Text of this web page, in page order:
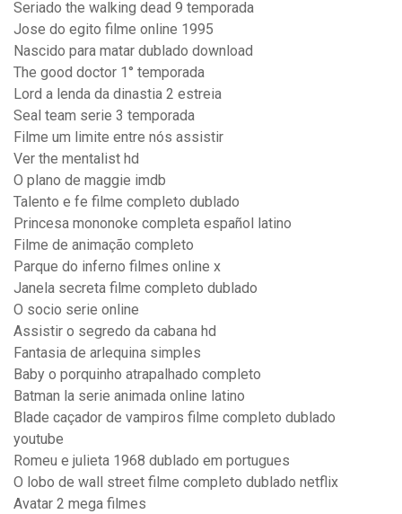
Seriado the walking dead 9 temporada
Jose do egito filme online 1995
Nascido para matar dublado download
The good doctor 1° temporada
Lord a lenda da dinastia 2 estreia
Seal team serie 3 temporada
Filme um limite entre nós assistir
Ver the mentalist hd
O plano de maggie imdb
Talento e fe filme completo dublado
Princesa mononoke completa español latino
Filme de animação completo
Parque do inferno filmes online x
Janela secreta filme completo dublado
O socio serie online
Assistir o segredo da cabana hd
Fantasia de arlequina simples
Baby o porquinho atrapalhado completo
Batman la serie animada online latino
Blade caçador de vampiros filme completo dublado
youtube
Romeu e julieta 1968 dublado em portugues
O lobo de wall street filme completo dublado netflix
Avatar 2 mega filmes